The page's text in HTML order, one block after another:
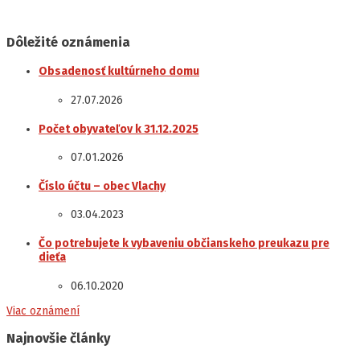
Dôležité oznámenia
Obsadenosť kultúrneho domu
27.07.2026
Počet obyvateľov k 31.12.2025
07.01.2026
Číslo účtu – obec Vlachy
03.04.2023
Čo potrebujete k vybaveniu občianskeho preukazu pre
dieťa
06.10.2020
Viac oznámení
Najnovšie články